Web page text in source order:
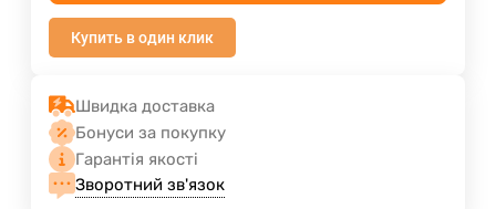
Купить в один клик
Швидка доставка
Бонуси за покупку
Гарантія якості
Зворотний зв'язок